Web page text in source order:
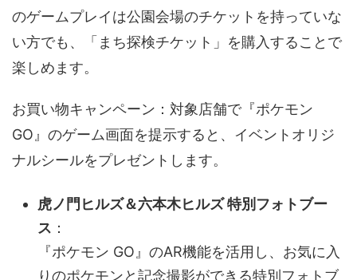
のゲームプレイは公園会場のチケットを持っていな
い方でも、「まち探検チケット」を購入することで
楽しめます。
お買い物キャンペーン：対象店舗で『ポケモン
GO』のゲーム画面を提示すると、イベントオリジ
ナルシールをプレゼントします。
虎ノ門ヒルズ＆六本木ヒルズ 特別フォトブー
ス ：
『ポケモン GO』のAR機能を活用し、お気に入
りのポケモンと記念撮影ができる特別フォトブ